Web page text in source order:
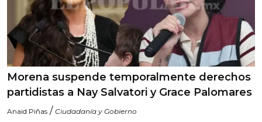
Morena suspende temporalmente derechos
partidistas a Nay Salvatori y Grace Palomares
Anaid Piñas / Ciudadanía y Gobierno